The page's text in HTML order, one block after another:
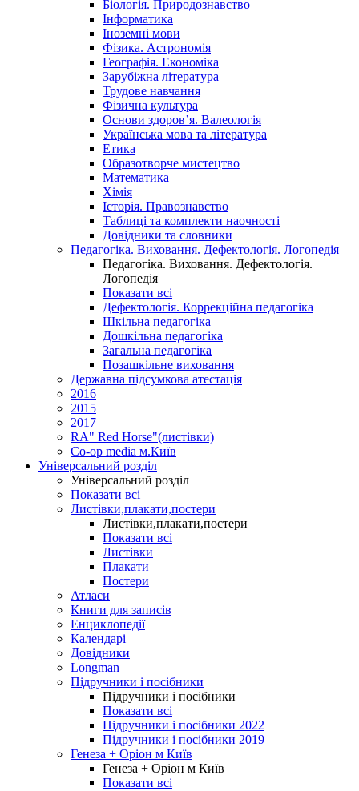
Біологія. Природознавство
Інформатика
Іноземні мови
Фізика. Астрономія
Географія. Економіка
Зарубіжна література
Трудове навчання
Фізична культура
Основи здоров’я. Валеологія
Українська мова та література
Етика
Образотворче мистецтво
Математика
Хімія
Історія. Правознавство
Таблиці та комплекти наочності
Довідники та словники
Педагогіка. Виховання. Дефектологія. Логопедія
Педагогіка. Виховання. Дефектологія.
Логопедія
Показати всі
Дефектологія. Коррекційна педагогіка
Шкільна педагогіка
Дошкільна педагогіка
Загальна педагогіка
Позашкільне виховання
Державна підсумкова атестація
2016
2015
2017
RA" Red Horse"(листівки)
Co-op media м.Київ
Універсальний розділ
Універсальний розділ
Показати всі
Листівки,плакати,постери
Листівки,плакати,постери
Показати всі
Листівки
Плакати
Постери
Атласи
Книги для записів
Енциклопедії
Календарі
Довідники
Longman
Підручники і посібники
Підручники і посібники
Показати всі
Підручники і посібники 2022
Підручники і посібники 2019
Генеза + Оріон м Київ
Генеза + Оріон м Київ
Показати всі